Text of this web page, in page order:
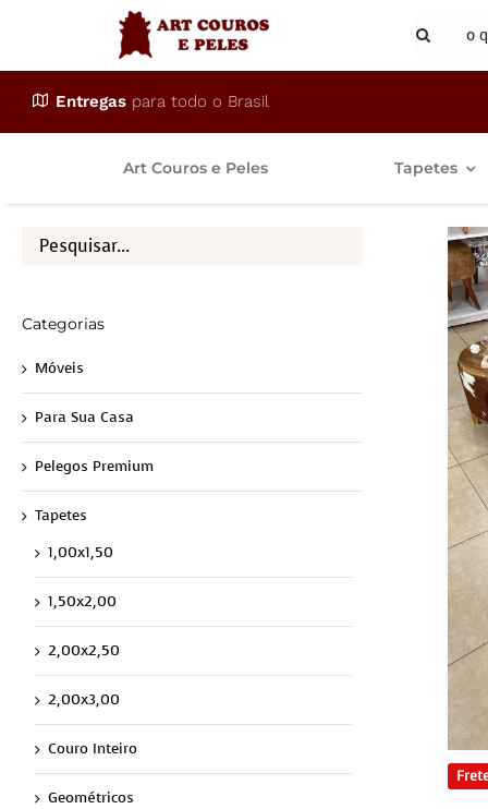
conteúdo
Buscar
Entregas para todo o Brasil
Art Couros e Peles Tapetes
Categorias
Móveis
Para Sua Casa
Pelegos Premium
Tapetes
1,00x1,50
1,50x2,00
2,00x2,50
2,00x3,00
Couro Inteiro
Geométricos